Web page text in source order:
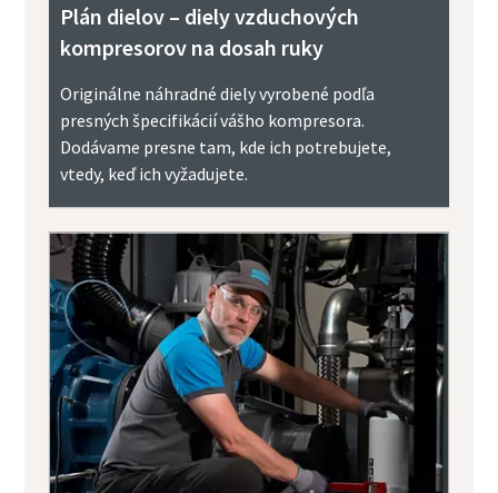
Plán dielov – diely vzduchových
kompresorov na dosah ruky
Originálne náhradné diely vyrobené podľa
presných špecifikácií vášho kompresora.
Dodávame presne tam, kde ich potrebujete,
vtedy, keď ich vyžadujete.